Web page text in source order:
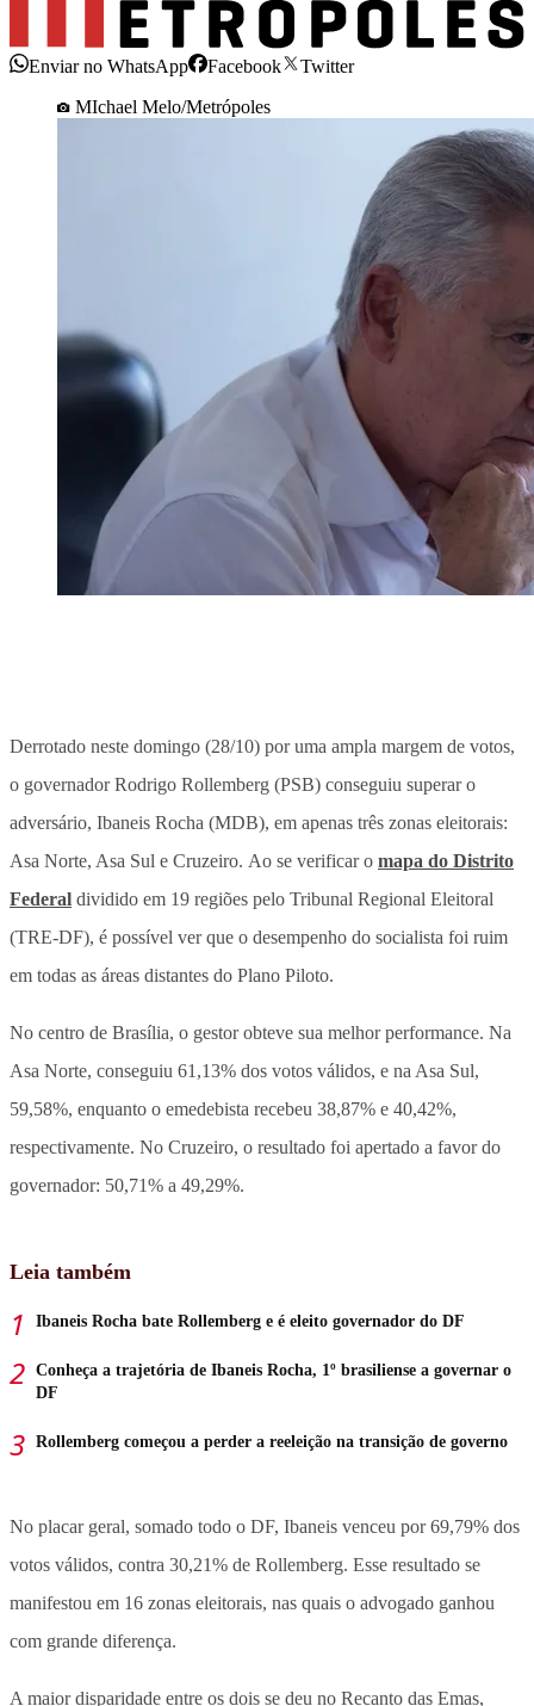
Enviar no WhatsApp Facebook
Twitter
MIchael Melo/Metrópoles
Derrotado neste domingo (28/10) por uma ampla margem de votos,
o governador Rodrigo Rollemberg (PSB) conseguiu superar o
adversário, Ibaneis Rocha (MDB), em apenas três zonas eleitorais:
Asa Norte, Asa Sul e Cruzeiro. Ao se verificar o mapa do Distrito
Federal dividido em 19 regiões pelo Tribunal Regional Eleitoral
(TRE-DF), é possível ver que o desempenho do socialista foi ruim
em todas as áreas distantes do Plano Piloto.
No centro de Brasília, o gestor obteve sua melhor performance. Na
Asa Norte, conseguiu 61,13% dos votos válidos, e na Asa Sul,
59,58%, enquanto o emedebista recebeu 38,87% e 40,42%,
respectivamente. No Cruzeiro, o resultado foi apertado a favor do
governador: 50,71% a 49,29%.
Leia também
Ibaneis Rocha bate Rollemberg e é eleito governador do DF
Conheça a trajetória de Ibaneis Rocha, 1º brasiliense a governar o
DF
Rollemberg começou a perder a reeleição na transição de governo
No placar geral, somado todo o DF, Ibaneis venceu por 69,79% dos
votos válidos, contra 30,21% de Rollemberg. Esse resultado se
manifestou em 16 zonas eleitorais, nas quais o advogado ganhou
com grande diferença.
A maior disparidade entre os dois se deu no Recanto das Emas,